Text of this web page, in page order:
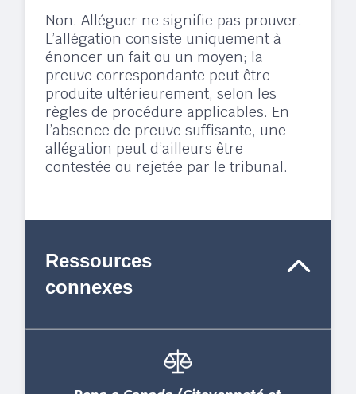
Non. Alléguer ne signifie pas prouver.
L’allégation consiste uniquement à
énoncer un fait ou un moyen; la
preuve correspondante peut être
produite ultérieurement, selon les
règles de procédure applicables. En
l’absence de preuve suffisante, une
allégation peut d’ailleurs être
contestée ou rejetée par le tribunal.
Ressources
connexes